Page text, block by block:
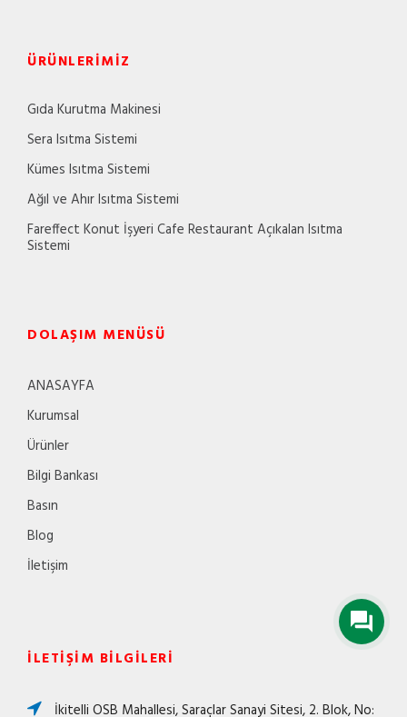
ÜRÜNLERIMIZ
Gıda Kurutma Makinesi
Sera Isıtma Sistemi
Kümes Isıtma Sistemi
Ağıl ve Ahır Isıtma Sistemi
Fareffect Konut İşyeri Cafe Restaurant Açıkalan Isıtma
Sistemi
DOLAŞIM MENÜSÜ
ANASAYFA
Kurumsal
Ürünler
Bilgi Bankası
Basın
Blog
İletişim
İLETIŞIM BILGILERI
İkitelli OSB Mahallesi, Saraçlar Sanayi Sitesi, 2. Blok, No: